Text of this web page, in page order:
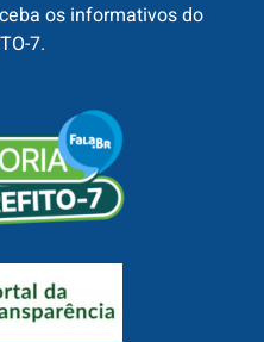
os informativos do
7.